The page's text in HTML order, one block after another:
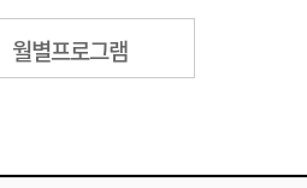
월별프로그램